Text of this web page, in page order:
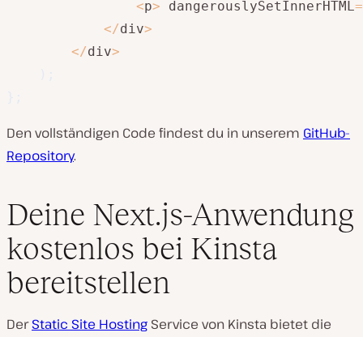
<p> dangerouslySetInnerHTML =
</div>
</div>
Den vollständigen Code findest du in unserem GitHub-
Repository.
Deine Next.js-Anwendung
kostenlos bei Kinsta
bereitstellen
DerStatic Site Hosting Service von Kinsta bietet die